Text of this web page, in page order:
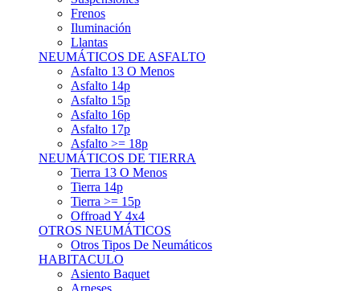
Iluminación
Llantas
NEUMÁTICOS DE ASFALTO
Asfalto 13 O Menos
Asfalto 14p
Asfalto 15p
Asfalto 16p
Asfalto 17p
Asfalto >= 18p
NEUMÁTICOS DE TIERRA
Tierra 13 O Menos
Tierra 14p
Tierra >= 15p
Offroad Y 4x4
OTROS NEUMÁTICOS
Otros Tipos De Neumáticos
HABITACULO
Asiento Baquet
Arneses
Volantes